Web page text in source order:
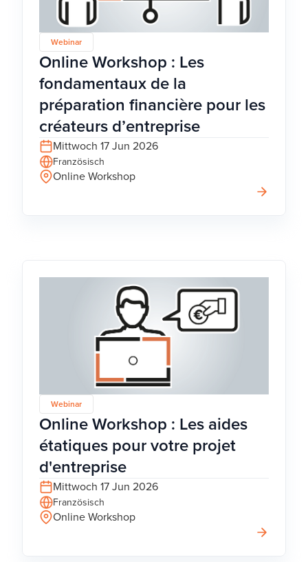
Webinar
Online Workshop : Les
fondamentaux de la
préparation financière pour les
créateurs d’entreprise
Mittwoch 17 Jun 2026
Französisch
Online Workshop
Webinar
Online Workshop : Les aides
étatiques pour votre projet
d'entreprise
Mittwoch 17 Jun 2026
Französisch
Online Workshop